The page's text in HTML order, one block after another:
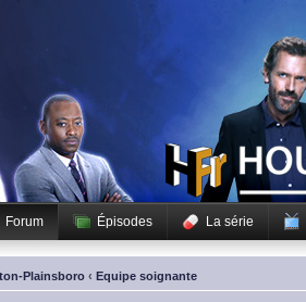
Forum Épisodes La série
Plainsboro ‹ Equipe soignante